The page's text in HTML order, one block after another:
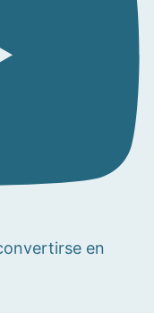
en